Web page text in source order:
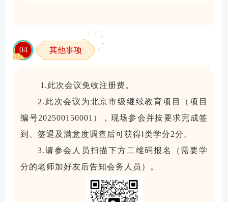
04 其他事项
1.此次会议免收注册费。
2. 此次会议为北京市级继续教育项目（项目
编号202500150001），现场参会并按要求完成签
到、签退及满意度调查后可获得Ⅰ类学分2分。
3.请参会人员扫描下方二维码报名（需要学
分的老师加好友后告知会务人员）。